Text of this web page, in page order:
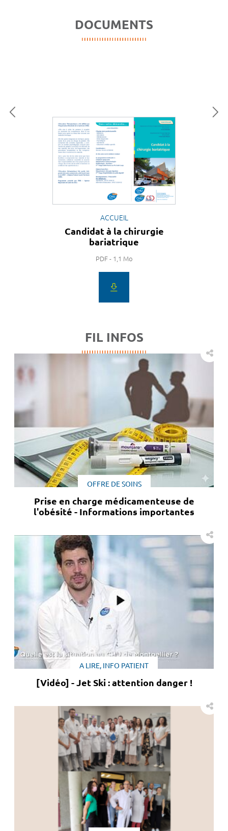
DOCUMENTS
ACCUEIL
Candidat à la chirurgie
bariatrique
PDF - 1,1 Mo
FIL INFOS
OFFRE DE SOINS
Prise en charge médicamenteuse de
l'obésité - Informations importantes
A LIRE, INFO PATIENT
[Vidéo] - Jet Ski : attention danger !